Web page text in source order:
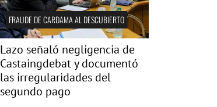
FRAUDE DE CARDAMA AL DESCUBIERTO
Lazo señaló negligencia de
Castaingdebat y documentó
las irregularidades del
segundo pago